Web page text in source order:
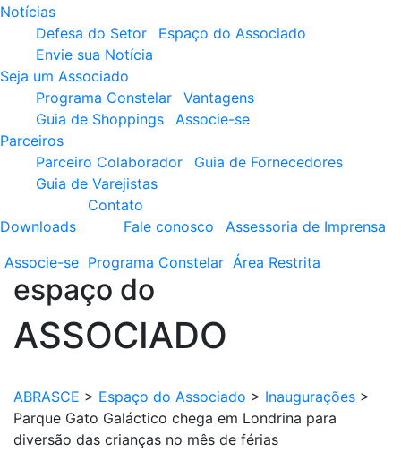
Notícias
Defesa do Setor
Espaço do Associado
Envie sua Notícia
Seja um Associado
Programa Constelar
Vantagens
Guia de Shoppings
Associe-se
Parceiros
Parceiro Colaborador
Guia de Fornecedores
Guia de Varejistas
Downloads
Contato
Fale conosco
Assessoria de Imprensa
Associe-se Programa Constelar Área Restrita
espaço do
ASSOCIADO
ABRASCE > Espaço do Associado > Inaugurações >
Parque Gato Galáctico chega em Londrina para
diversão das crianças no mês de férias